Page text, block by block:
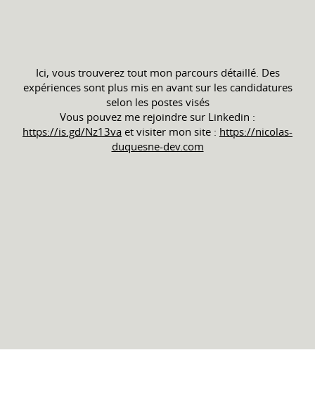
Ici, vous trouverez tout mon parcours détaillé. Des
expériences sont plus mis en avant sur les candidatures
selon les postes visés
Vous pouvez me rejoindre sur Linkedin :
https://is.gd/Nz13va et visiter mon site : https://nicolas-
duquesne-dev.com